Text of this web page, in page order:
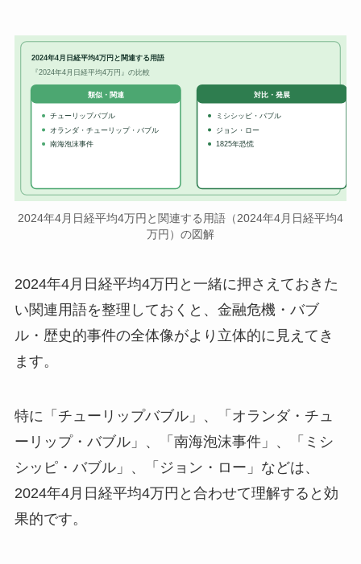
2024年4月日経平均4万円と関連する用語
『2024年4月日経平均4万円』の比較
類似・関連
チューリップバブル
オランダ・チューリップ・バブル
南海泡沫事件
対比・発展
ミシシッピ・バブル
ジョン・ロー
1825年恐慌
2024年4月日経平均4万円と関連する用語（2024年4月日経平均4
万円）の図解
2024年4月日経平均4万円と一緒に押さえておきた
い関連用語を整理しておくと、金融危機・バブ
ル・歴史的事件の全体像がより立体的に見えてき
ます。
特に「チューリップバブル」、「オランダ・チュ
ーリップ・バブル」、「南海泡沫事件」、「ミシ
シッピ・バブル」、「ジョン・ロー」などは、
2024年4月日経平均4万円と合わせて理解すると効
果的です。